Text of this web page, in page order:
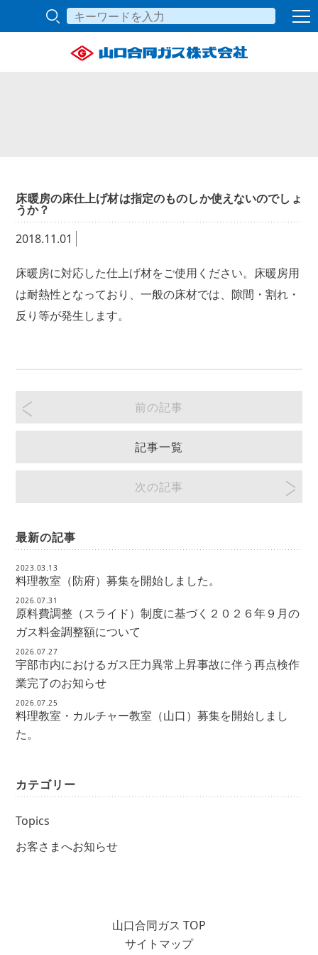
床暖房の床仕上げ材は指定のものしか使えないのでしょ
うか？
2018.11.01
床暖房に対応した仕上げ材をご使用ください。床暖房用
は耐熱性となっており、一般の床材では、隙間・割れ・
反り等が発生します。
前の記事
記事一覧
次の記事
最新の記事
2023.03.13
料理教室（防府）募集を開始しました。
2026.07.31
原料費調整（スライド）制度に基づく２０２６年９月の
ガス料金調整額について
2026.07.27
宇部市内におけるガス圧力異常上昇事故に伴う再点検作
業完了のお知らせ
2026.07.25
料理教室・カルチャー教室（山口）募集を開始しまし
た。
カテゴリー
Topics
お客さまへお知らせ
山口合同ガス TOP
サイトマップ